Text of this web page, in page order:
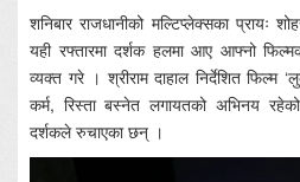
शनिबार राजधानीको मल्टिप्लेक्सका
यही रफ्तारमा दर्शक हलमा आए आफ्नो
व्यक्त गरे । श्रीराम दाहाल निर्देशित फिल्म
कर्म, रिस्ता बस्नेत लगायतको अभिनय
दर्शकले रुचाएका छन् ।